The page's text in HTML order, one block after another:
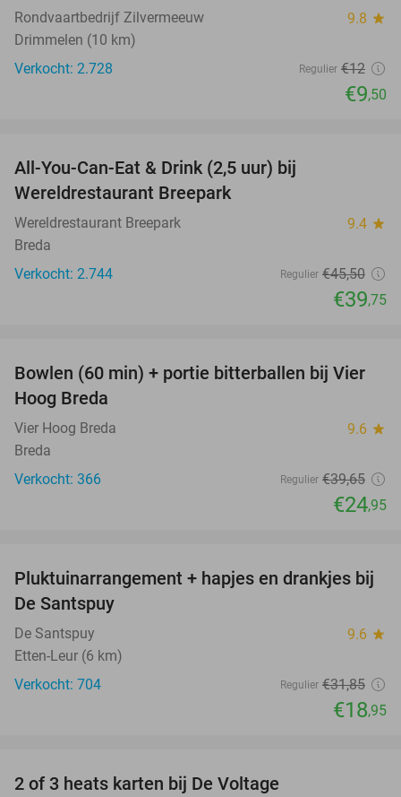
Rondvaartbedrijf Zilvermeeuw 9.8 star
Drimmelen (10 km)
Verkocht: 2.728
Regulier €12
€9,50
All-You-Can-Eat & Drink (2,5 uur) bij
Wereldrestaurant Breepark
Wereldrestaurant Breepark 9.4 star
Breda
Verkocht: 2.744
Regulier €45,50
€39,75
37%
Bowlen (60 min) + portie bitterballen bij Vier
Hoog Breda
Vier Hoog Breda 9.6 star
Breda
Verkocht: 366
Regulier €39,65
€24,95
41%
Pluktuinarrangement + hapjes en drankjes bij
De Santspuy
De Santspuy 9.6 star
Etten-Leur (6 km)
Verkocht: 704
Regulier €31,85
€18,95
2 of 3 heats karten bij De Voltage